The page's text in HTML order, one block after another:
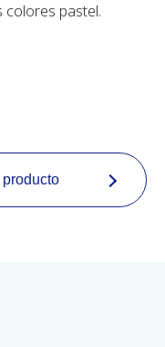
colores pastel.